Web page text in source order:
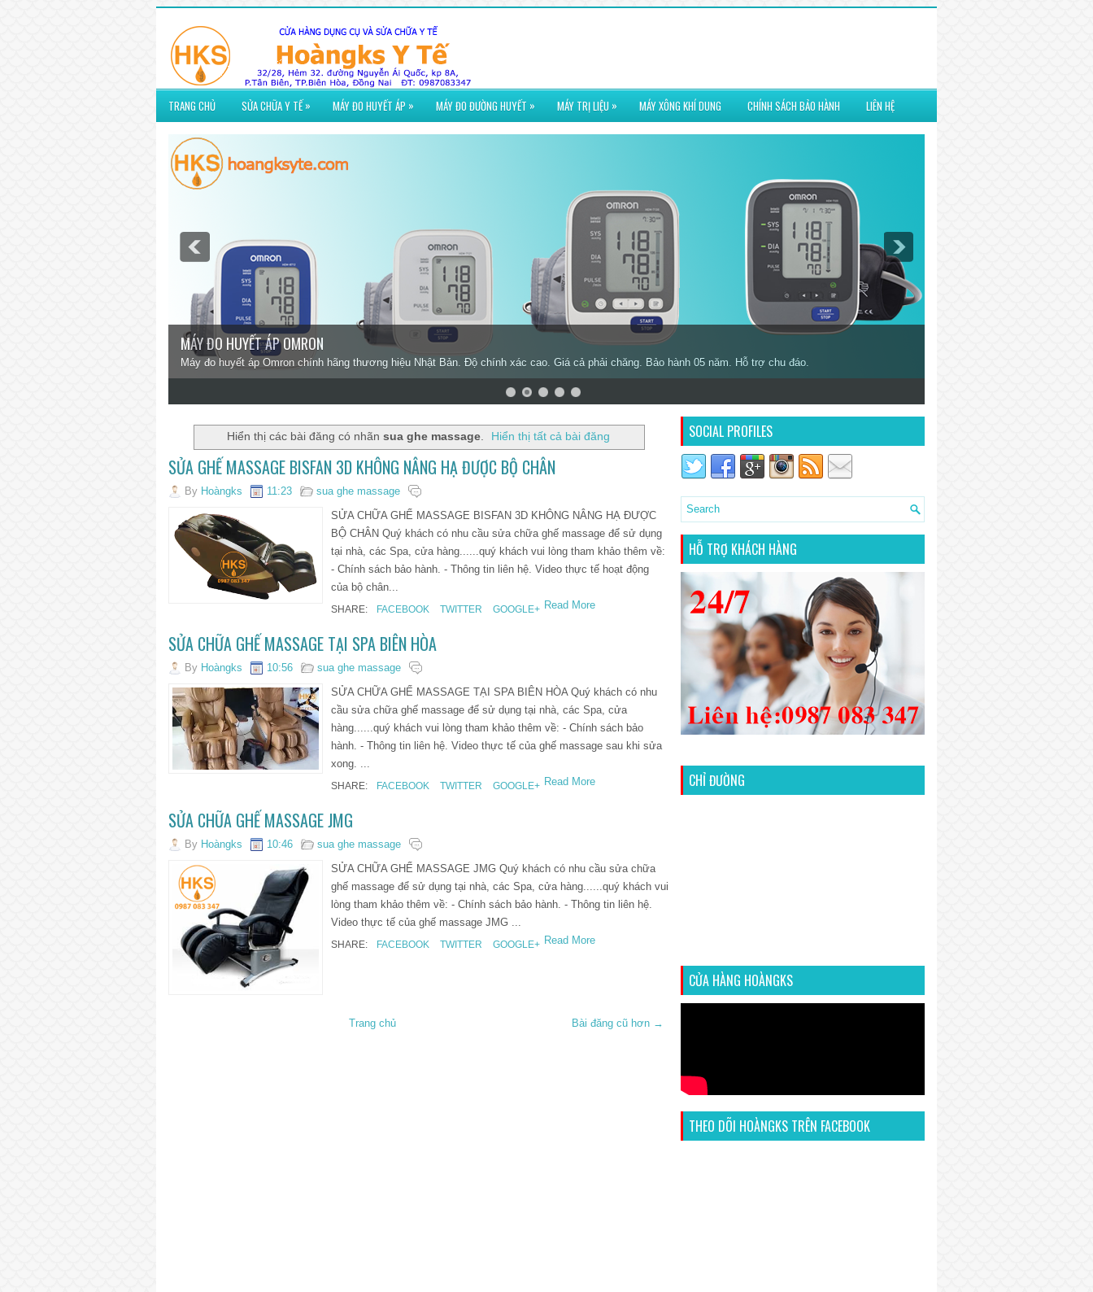
TRANG CHỦ SỬA CHỮA Y TẾ » MÁY ĐO HUYẾT ÁP » MÁY ĐO ĐƯỜNG HUYẾT » MÁY TRỊ LIỆU » MÁY XÔNG KHÍ DUNG CHÍNH SÁCH BẢO HÀNH LIÊN HỆ
MÁY ĐO ĐƯỜNG HUYẾT
Máy đo đường huyết chính hãng ACON USA. Độ chính xác cao. Giá cả phải chăng. Que thử giá rẻ. Bảo hành trọn đời. Hỗ trợ chu đáo.
Hiển thị các bài đăng có nhãn sua ghe massage. Hiển thị tất cả bài đăng
SỬA GHẾ MASSAGE BISFAN 3D KHÔNG NÂNG HẠ ĐƯỢC BỘ CHÂN
By Hoàngks 11:23
sua ghe massage
SỬA CHỮA GHẾ MASSAGE BISFAN 3D KHÔNG NÂNG HẠ ĐƯỢC
BỘ CHÂN Quý khách có nhu cầu sửa chữa ghế massage để sử dụng
tại nhà, các Spa, cửa hàng......quý khách vui lòng tham khảo thêm về:
- Chính sách bảo hành. - Thông tin liên hệ. Video thực tế hoạt động
của bộ chân...
SHARE: FACEBOOK TWITTER GOOGLE+ Read More
SỬA CHỮA GHẾ MASSAGE TẠI SPA BIÊN HÒA
By Hoàngks 10:56
sua ghe massage
SỬA CHỮA GHẾ MASSAGE TẠI SPA BIÊN HÒA Quý khách có nhu
cầu sửa chữa ghế massage để sử dụng tại nhà, các Spa, cửa
hàng......quý khách vui lòng tham khảo thêm về: - Chính sách bảo
hành. - Thông tin liên hệ. Video thực tế của ghế massage sau khi sửa
xong. ...
SHARE: FACEBOOK TWITTER GOOGLE+ Read More
SỬA CHỮA GHẾ MASSAGE JMG
By Hoàngks 10:46
sua ghe massage
SỬA CHỮA GHẾ MASSAGE JMG Quý khách có nhu cầu sửa chữa
ghế massage để sử dụng tại nhà, các Spa, cửa hàng......quý khách vui
lòng tham khảo thêm về: - Chính sách bảo hành. - Thông tin liên hệ.
Video thực tế của ghế massage JMG ...
SHARE: FACEBOOK TWITTER GOOGLE+ Read More
Bài đăng cũ hơn →
Trang chủ
SOCIAL PROFILES
HỖ TRỢ KHÁCH HÀNG
CHỈ ĐƯỜNG
CỬA HÀNG HOÀNGKS
THEO DÕI HOÀNGKS TRÊN FACEBOOK